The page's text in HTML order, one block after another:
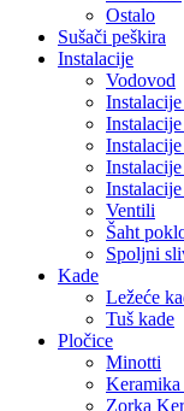
Ostalo
Sušači peškira
Instalacije
Vodovod
Ventili
Šaht
Spoljni
Kade
Ležeće
Tuš kade
Pločice
Minotti
Zorka